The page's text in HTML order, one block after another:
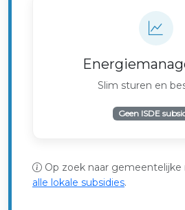
Slim sturen en
Geen ISDE
Op zoek naar
alle lokale subsidies.